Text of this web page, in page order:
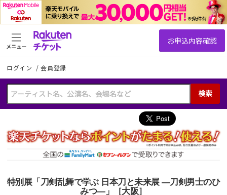
ログイン /会員登録
検索
メニュー
特別展「刀剣乱舞で学ぶ 日本刀と未来展 ―刀剣男士のひ
みつ―」［大阪］